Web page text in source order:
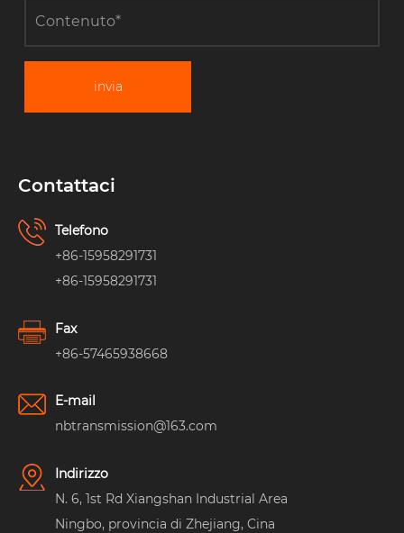
invia
Contattaci
Telefono
+86-15958291731
+86-15958291731
Fax
+86-57465938668
E-mail
nbtransmission@163.com
Indirizzo
N. 6, 1st Rd Xiangshan Industrial Area
Ningbo, provincia di Zhejiang, Cina